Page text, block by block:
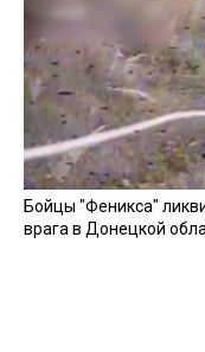
Бойцы "Феникса"
врага в Донецкой